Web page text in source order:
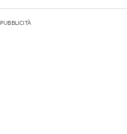
PUBBLICITÀ